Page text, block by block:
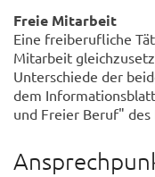
Freie Mitarbeit
Eine freiberufliche
Mitarbeit
Unterschiede der
dem
und Freier Beruf" des